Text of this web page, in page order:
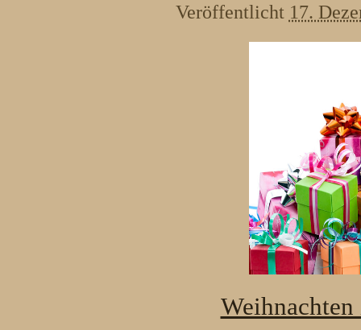
Veröffentlicht 17.